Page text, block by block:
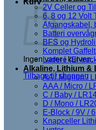
Kurv
Ingen varer i kurven.
Tilbage til shoppen
2V Celler og
6, 8 og 12 Volt
Afgangskabel,
Batteri
BFS og
Komplet
Ladere (El-
Alkaline, Lithium &
AA / Mignon /
AAA / Micro /
C / Baby /
D / Mono /
E-Block / 9V /
Knapceller